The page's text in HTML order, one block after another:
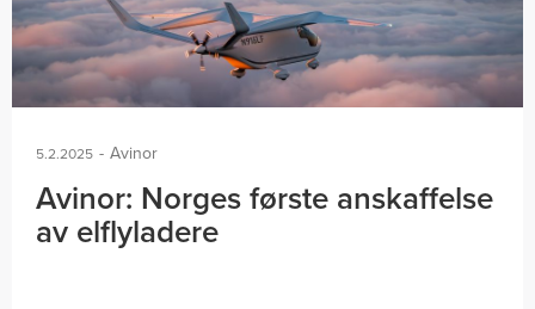
5.2.2025 - Avinor
Avinor: Norges første anskaffelse
av elflyladere